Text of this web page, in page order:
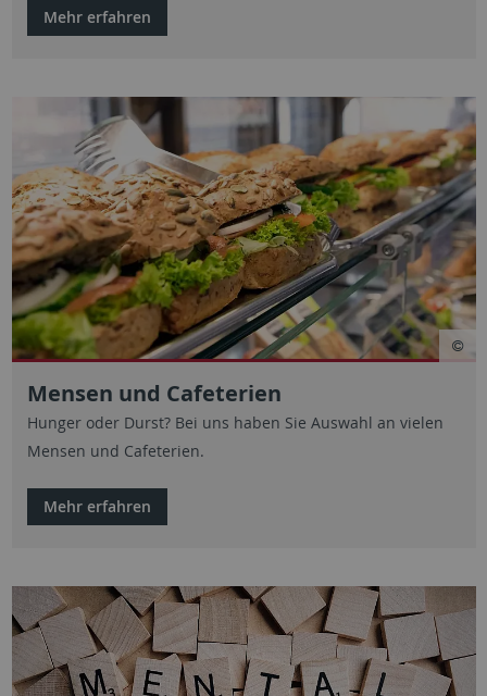
Mehr erfahren
Mensen und Cafeterien
Hunger oder Durst? Bei uns haben Sie Auswahl an vielen
Mensen und Cafeterien.
Mehr erfahren